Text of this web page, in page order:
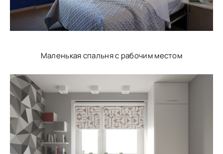
Маленькая спальня с рабочим местом